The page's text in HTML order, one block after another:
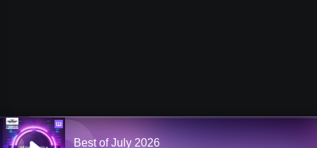
Ш
Best of July 2026